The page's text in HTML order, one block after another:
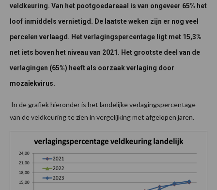
veldkeuring. Van het pootgoedareaal is van ongeveer 65% het
loof inmiddels vernietigd. De laatste weken zijn er nog veel
percelen verlaagd. Het verlagingspercentage ligt met 15,3%
net iets boven het niveau van 2021. ​Het grootste deel van de
verlagingen (65%) heeft als oorzaak verlaging door
mozaïekvirus.
In de grafiek hieronder is het landelijke verlagingspercentage
van de veldkeuring te zien in vergelijking met afgelopen jaren.